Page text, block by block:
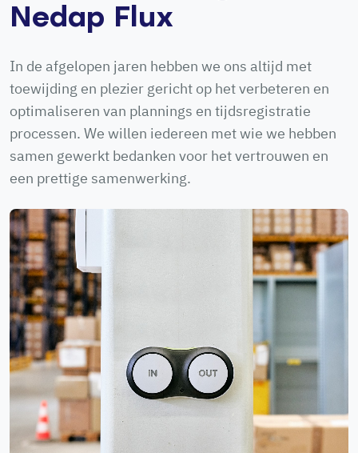
Nedap Flux
In de afgelopen jaren hebben we ons altijd met
toewijding en plezier gericht op het verbeteren en
optimaliseren van plannings en tijdsregistratie
processen. We willen iedereen met wie we hebben
samen gewerkt bedanken voor het vertrouwen en
een prettige samenwerking.